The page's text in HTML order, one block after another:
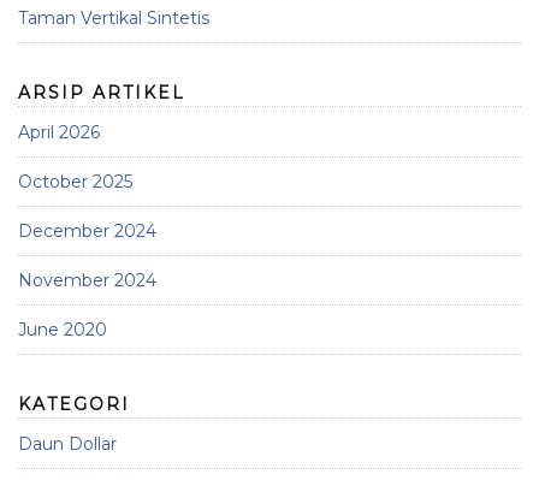
Taman Vertikal Sintetis
ARSIP ARTIKEL
April 2026
October 2025
December 2024
November 2024
June 2020
KATEGORI
Daun Dollar